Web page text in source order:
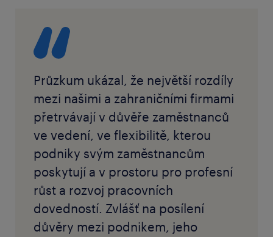
Průzkum ukázal, že největší rozdíly
mezi našimi a zahraničními firmami
přetrvávají v důvěře zaměstnanců
ve vedení, ve flexibilitě, kterou
podniky svým zaměstnancům
poskytují a v prostoru pro profesní
růst a rozvoj pracovních
dovedností. Zvlášť na posílení
důvěry mezi podnikem, jeho